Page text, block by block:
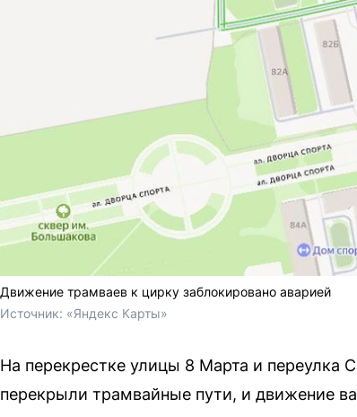
Движение трамваев к цирку заблокировано аварией
Источник: «Яндекс Карты»
На перекрестке улицы 8 Марта и переулка
перекрыли трамвайные пути, и движение